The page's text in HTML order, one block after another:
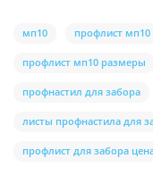
мп10 профлист мп10
профлист мп10 размеры
профнастил для забора
листы профнастила для
профлист для забора